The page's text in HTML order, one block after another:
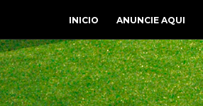
INICIO ANUNCIE AQUI